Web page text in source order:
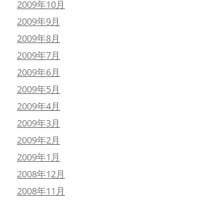
2009年10月
2009年9月
2009年8月
2009年7月
2009年6月
2009年5月
2009年4月
2009年3月
2009年2月
2009年1月
2008年12月
2008年11月